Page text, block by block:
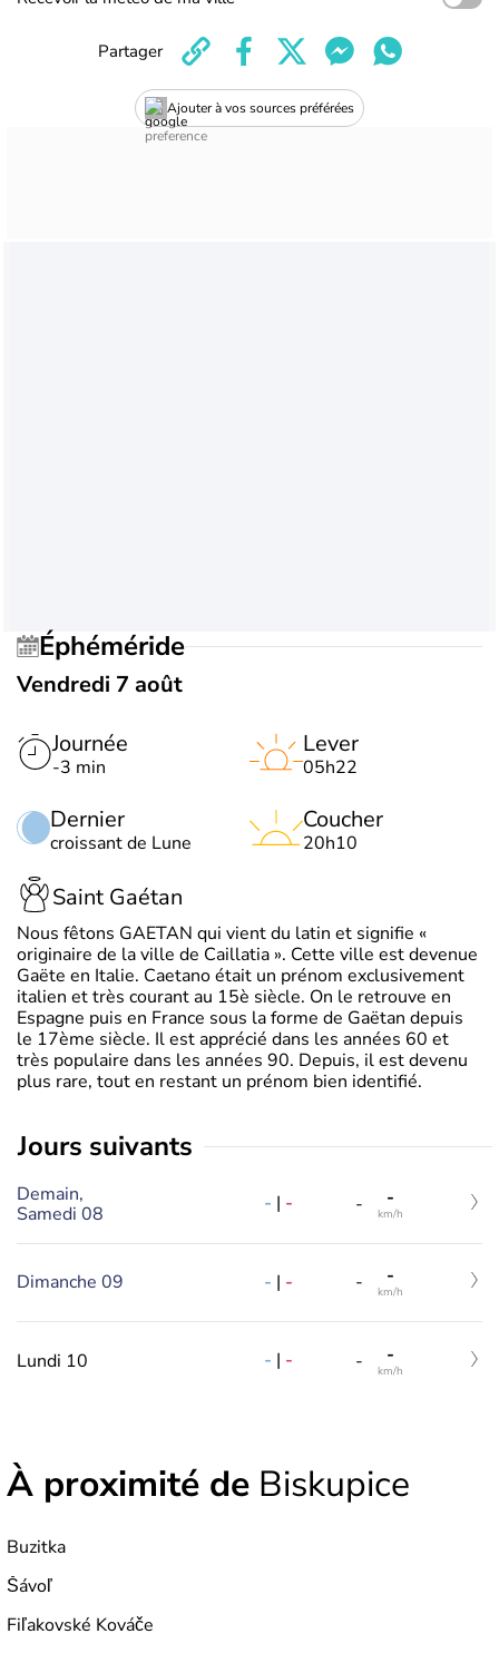
Ajouter à vos sources préférées
Partager
Éphéméride
Vendredi 7 août
Journée
-3 min
Dernier
croissant de Lune
Lever
05h22
Coucher
20h10
Saint Gaétan
Nous fêtons GAETAN qui vient du latin et signifie «
originaire de la ville de Caillatia ». Cette ville est devenue
Gaëte en Italie. Caetano était un prénom exclusivement
italien et très courant au 15è siècle. On le retrouve en
Espagne puis en France sous la forme de Gaëtan depuis
le 17ème siècle. Il est apprécié dans les années 60 et
très populaire dans les années 90. Depuis, il est devenu
plus rare, tout en restant un prénom bien identifié.
jours suivants
Demain,
Samedi 08
- | - - -
km/h
Dimanche 09 - | - - -
km/h
Lundi 10 - | - - -
km/h
À proximité de Biskupice
Buzitka
Šávoľ
Fiľakovské Kováče